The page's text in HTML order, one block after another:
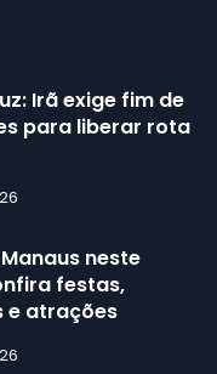
Irã exige fim de
para liberar rota
neste
festas,
e atrações